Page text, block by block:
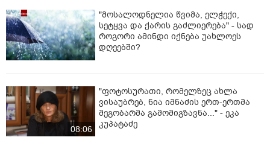
"მოსალოდნელია წვიმა, ელჭექი,
სეტყვა და ქარის გაძლიერება" - სად
როგორი ამინდი იქნება უახლოეს
დღეებში?
08:06
"ფოტოსურათი, რომელზეც ახლა
ვისაუბრებ, ნია იმნაძის ერთ-ერთმა
მეგობარმა გამომიგზავნა..." - ეკა
კუპატაძე